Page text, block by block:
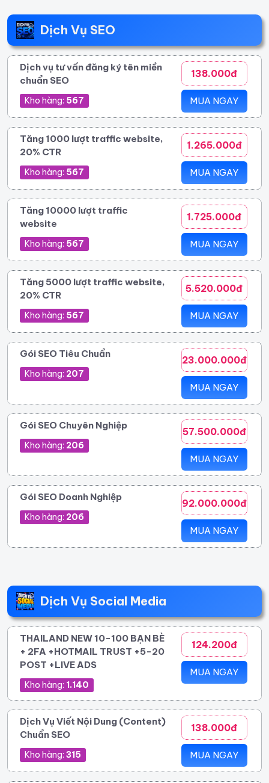
Dịch Vụ SEO
Dịch vụ tư vấn đăng ký tên miền
chuẩn SEO
Kho hàng: 567
138.000đ
MUA NGAY
Tăng 1000 lượt traffic website,
20% CTR
Kho hàng: 567
1.265.000đ
MUA NGAY
Tăng 10000 lượt traffic
website
Kho hàng: 567
1.725.000đ
MUA NGAY
Tăng 5000 lượt traffic website,
20% CTR
Kho hàng: 567
5.520.000đ
MUA NGAY
Gói SEO Tiêu Chuẩn
Kho hàng: 207
23.000.000đ
MUA NGAY
Gói SEO Chuyên Nghiệp
Kho hàng: 206
57.500.000đ
MUA NGAY
Gói SEO Doanh Nghiệp
Kho hàng: 206
92.000.000đ
MUA NGAY
Dịch Vụ Social Media
THAILAND NEW 10-100 BẠN BÈ
+ 2FA +HOTMAIL TRUST +5-20
POST +LIVE ADS
Kho hàng: 1.140
124.200đ
MUA NGAY
Dịch Vụ Viết Nội Dung (Content)
Chuẩn SEO
Kho hàng: 315
138.000đ
MUA NGAY